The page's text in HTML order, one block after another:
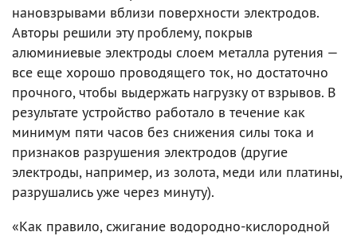
нановзрывами вблизи поверхности электродов.
Авторы решили эту проблему, покрыв
алюминиевые электроды слоем металла рутения —
все еще хорошо проводящего ток, но достаточно
прочного, чтобы выдержать нагрузку от взрывов. В
результате устройство работало в течение как
минимум пяти часов без снижения силы тока и
признаков разрушения электродов (другие
электроды, например, из золота, меди или платины,
разрушались уже через минуту).
«Как правило, сжигание водородно-кислородной